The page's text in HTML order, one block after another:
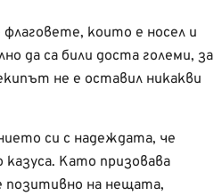
които е носел и
да са били доста големи, за
не е оставил никакви
си с надеждата, че
казуса. Като призовава
позитивно на нещата,